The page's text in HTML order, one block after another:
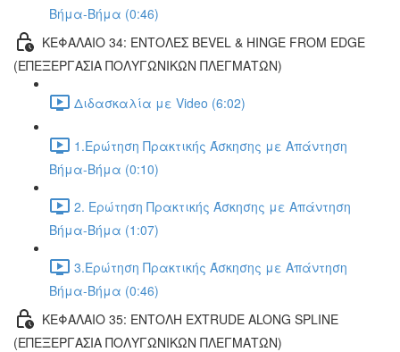
Βήμα-Βήμα (0:46)
ΚΕΦΑΛΑΙΟ 34: ΕΝΤΟΛΕΣ BEVEL & HINGE FROM EDGE
(ΕΠΕΞΕΡΓΑΣΙΑ ΠΟΛΥΓΩΝΙΚΩΝ ΠΛΕΓΜΑΤΩΝ)
Διδασκαλία με Video (6:02)
1.Ερώτηση Πρακτικής Άσκησης με Απάντηση
Βήμα-Βήμα (0:10)
2. Ερώτηση Πρακτικής Άσκησης με Απάντηση
Βήμα-Βήμα (1:07)
3.Ερώτηση Πρακτικής Άσκησης με Απάντηση
Βήμα-Βήμα (0:46)
ΚΕΦΑΛΑΙΟ 35: ΕΝΤΟΛΗ EXTRUDE ALONG SPLINE
(ΕΠΕΞΕΡΓΑΣΙΑ ΠΟΛΥΓΩΝΙΚΩΝ ΠΛΕΓΜΑΤΩΝ)